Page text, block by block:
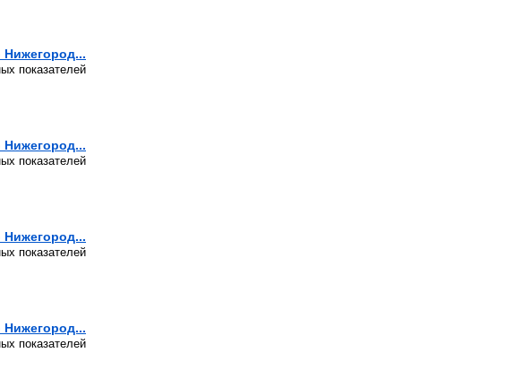
Нижегород...
показателей
Нижегород...
показателей
Нижегород...
показателей
Нижегород...
показателей